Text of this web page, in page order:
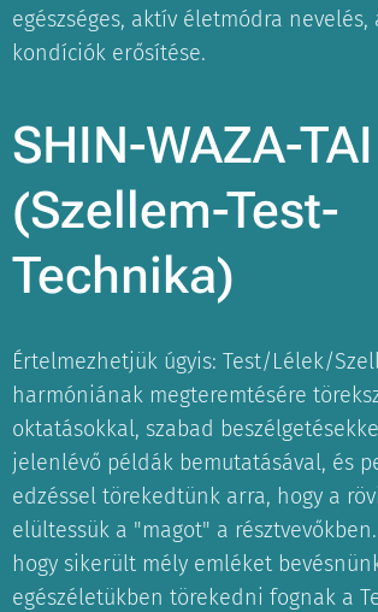
egészséges, aktív életmódra
kondíciók erősítése.
SHIN-WAZA-TAI
(Szellem-Test-
Technika)
Értelmezhetjük úgyis: Test/Lélek/
harmóniának megteremtésére
oktatásokkal, szabad
jelenlévő példák bemutatásával, és
edzéssel törekedtünk arra, hogy a
elültessük a "magot" a
hogy sikerült mély emléket
egészéletükben törekedni fognak a